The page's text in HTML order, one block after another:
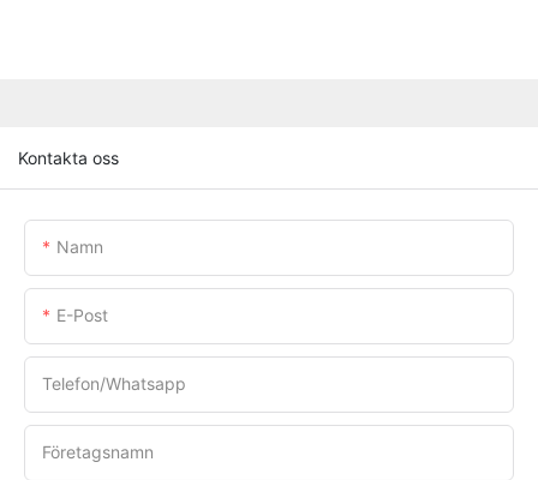
Kontakta oss
Namn
E-Post
Telefon/whatsapp
Företagsnamn